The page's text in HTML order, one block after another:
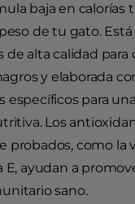
baja en calorías
de tu gato.
de alta calidad para
y elaborada
específicos para
Los
probados, como la
E, ayudan a
sano.